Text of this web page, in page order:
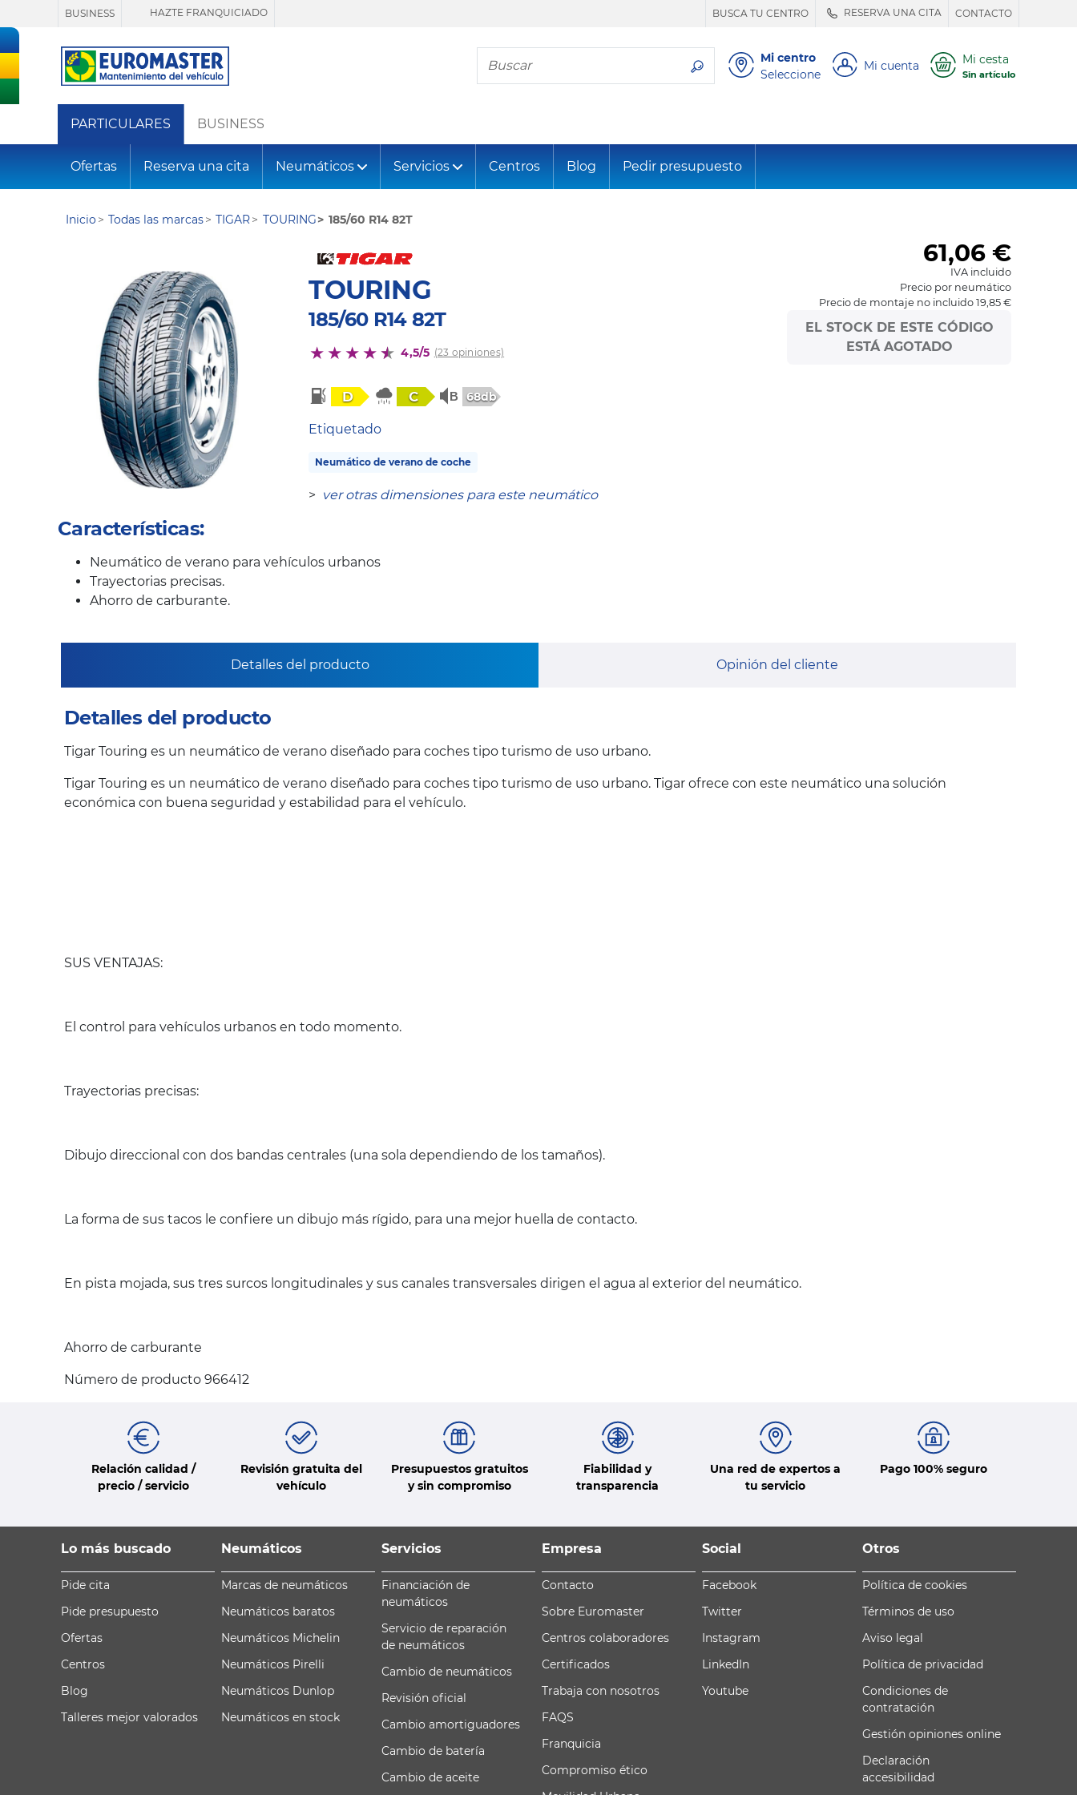
BUSINESS HAZTE FRANQUICIADO BUSCA TU CENTRO RESERVA UNA CITA CONTACTO
Busca tu neumático
Mi centro
Seleccione
Mi cuenta Mi cesta
Sin artículo
PARTICULARES BUSINESS
Ofertas Reserva una cita Neumáticos Servicios Centros Blog Pedir presupuesto
Inicio Todas las marcas TIGAR TOURING 185/60 R14 82T
TOURING
185/60 R14 82T
4,5/5 (23 opiniones)
D C 68db
Etiquetado
Neumático de verano de coche
> ver otras dimensiones para este neumático
61,06 €
IVA incluido
Precio por neumático
Precio de montaje no incluido 19,85 €
EL STOCK DE ESTE CÓDIGO
ESTÁ AGOTADO
Características:
Neumático de verano para vehículos urbanos
Trayectorias precisas.
Ahorro de carburante.
Detalles del producto Opinión del cliente
Detalles del producto
Tigar Touring es un neumático de verano diseñado para coches tipo turismo de uso urbano.
Tigar Touring es un neumático de verano diseñado para coches tipo turismo de uso urbano. Tigar ofrece con este neumático una solución
económica con buena seguridad y estabilidad para el vehículo.
SUS VENTAJAS:
El control para vehículos urbanos en todo momento.
Trayectorias precisas:
Dibujo direccional con dos bandas centrales (una sola dependiendo de los tamaños).
La forma de sus tacos le confiere un dibujo más rígido, para una mejor huella de contacto.
En pista mojada, sus tres surcos longitudinales y sus canales transversales dirigen el agua al exterior del neumático.
Ahorro de carburante
Número de producto 966412
Relación calidad /
precio / servicio
Revisión gratuita del
vehículo
Presupuestos gratuitos
y sin compromiso
Fiabilidad y
transparencia
Una red de expertos a
tu servicio
Pago 100% seguro
Lo más buscado
Pide cita
Pide presupuesto
Ofertas
Centros
Blog
Talleres mejor valorados
Neumáticos
Marcas de neumáticos
Neumáticos baratos
Neumáticos Michelin
Neumáticos Pirelli
Neumáticos Dunlop
Neumáticos en stock
Servicios
Financiación de
neumáticos
Servicio de reparación
de neumáticos
Cambio de neumáticos
Revisión oficial
Cambio amortiguadores
Cambio de batería
Cambio de aceite
Empresa
Contacto
Sobre Euromaster
Centros colaboradores
Certificados
Trabaja con nosotros
FAQS
Franquicia
Compromiso ético
Social
Facebook
Twitter
Instagram
LinkedIn
Youtube
Otros
Política de cookies
Términos de uso
Aviso legal
Política de privacidad
Condiciones de
contratación
Gestión opiniones online
Declaración
accesibilidad